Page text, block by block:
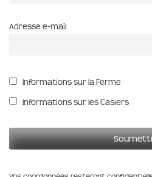
Adresse e-mail
Informations sur la Ferme
Informations sur les Casiers